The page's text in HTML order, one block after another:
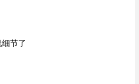
节了